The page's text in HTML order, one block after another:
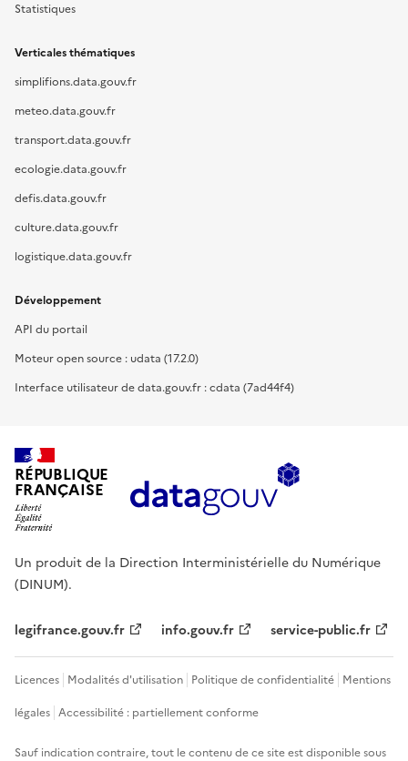
Statistiques
Verticales thématiques
simplifions.data.gouv.fr
meteo.data.gouv.fr
transport.data.gouv.fr
ecologie.data.gouv.fr
defis.data.gouv.fr
culture.data.gouv.fr
logistique.data.gouv.fr
Développement
API du portail
Moteur open source : udata (17.2.0)
Interface utilisateur de data.gouv.fr : cdata (7ad44f4)
RÉPUBLIQUE
FRANÇAISE
Un produit de la Direction Interministérielle du Numérique
(DINUM).
legifrance.gouv.fr info.gouv.fr service-public.fr
Licences Modalités d'utilisation Politique de confidentialité Mentions
légales Accessibilité : partiellement conforme
Sauf indication contraire, tout le contenu de ce site est disponible sous